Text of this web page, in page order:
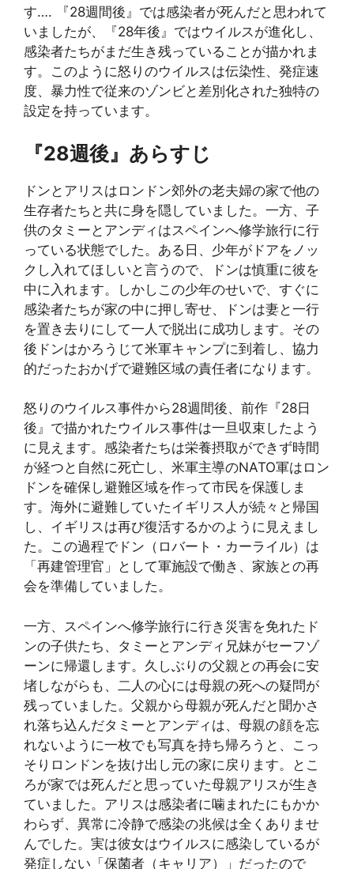
す…. 『28週間後』では感染者が死んだと思われて
いましたが、『28年後』ではウイルスが進化し、
感染者たちがまだ生き残っていることが描かれま
す。このように怒りのウイルスは伝染性、発症速
度、暴力性で従来のゾンビと差別化された独特の
設定を持っています。
『28週後』あらすじ
ドンとアリスはロンドン郊外の老夫婦の家で他の
生存者たちと共に身を隠していました。一方、子
供のタミーとアンディはスペインへ修学旅行に行
っている状態でした。ある日、少年がドアをノッ
クし入れてほしいと言うので、ドンは慎重に彼を
中に入れます。しかしこの少年のせいで、すぐに
感染者たちが家の中に押し寄せ、ドンは妻と一行
を置き去りにして一人で脱出に成功します。その
後ドンはかろうじて米軍キャンプに到着し、協力
的だったおかげで避難区域の責任者になります。
怒りのウイルス事件から28週間後、前作『28日
後』で描かれたウイルス事件は一旦収束したよう
に見えます。感染者たちは栄養摂取ができず時間
が経つと自然に死亡し、米軍主導のNATO軍はロン
ドンを確保し避難区域を作って市民を保護しま
す。海外に避難していたイギリス人が続々と帰国
し、イギリスは再び復活するかのように見えまし
た。この過程でドン（ロバート・カーライル）は
「再建管理官」として軍施設で働き、家族との再
会を準備していました。
一方、スペインへ修学旅行に行き災害を免れたド
ンの子供たち、タミーとアンディ兄妹がセーフゾ
ーンに帰還します。久しぶりの父親との再会に安
堵しながらも、二人の心には母親の死への疑問が
残っていました。父親から母親が死んだと聞かさ
れ落ち込んだタミーとアンディは、母親の顔を忘
れないように一枚でも写真を持ち帰ろうと、こっ
そりロンドンを抜け出し元の家に戻ります。とこ
ろが家では死んだと思っていた母親アリスが生き
ていました。アリスは感染者に噛まれたにもかか
わらず、異常に冷静で感染の兆候は全くありませ
んでした。実は彼女はウイルスに感染しているが
発症しない「保菌者（キャリア）」だったので